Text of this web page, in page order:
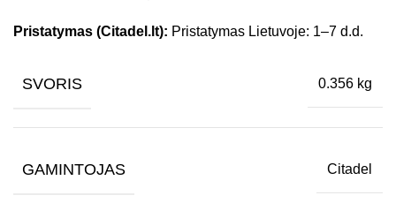
Pristatymas (Citadel.lt): Pristatymas Lietuvoje: 1–7 d.d.
SVORIS 0.356 kg
GAMINTOJAS Citadel